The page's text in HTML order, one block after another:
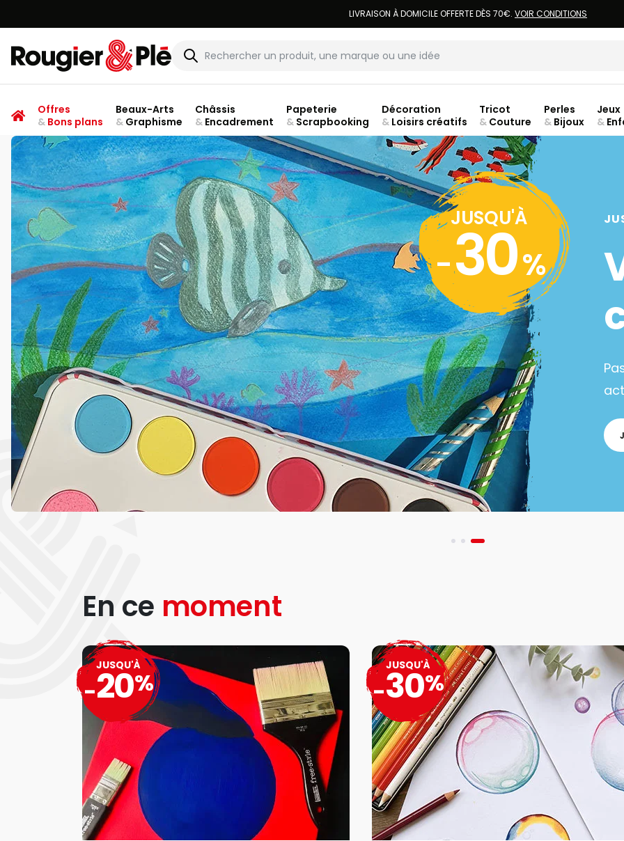
LIVRAISON À DOMICILE OFFERTE DÈS 70€. VOIR CONDITIONS
Rougier & Plé
Offres
&Bons plans
Beaux-Arts
&Graphisme
Châssis
&Encadrement
Papeterie
&Scrapbooking
Décoration
&Loisirs créatifs
Tricot
& Couture
Perles
& Bijoux
Jeux
&
JUSQU'À
-30%
En ce moment
JUSQU'À
-20%
JUSQU'À
-30%